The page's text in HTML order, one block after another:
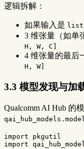
逻辑拆解：
如果输入是
3 维张量（如单
H, W, C]
4 维张量的最后
H, W]
3.3 模型发现与加
Qualcomm AI Hub 的
import
pkgutil
import